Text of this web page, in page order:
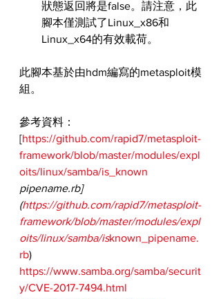
狀態返回將是false。請注意，此
腳本僅測試了Linux_x86和
Linux_x64的有效載荷。
此腳本基於由hdm編寫的metasploit模
組。
參考資料：
[https://github.com/rapid7/metasploit-
framework/blob/master/modules/expl
oits/linux/samba/is_known
pipename.rb]
(https://github.com/rapid7/metasploit-
framework/blob/master/modules/expl
oits/linux/samba/isknown_pipename.
rb)
https://www.samba.org/samba/securit
y/CVE-2017-7494.html